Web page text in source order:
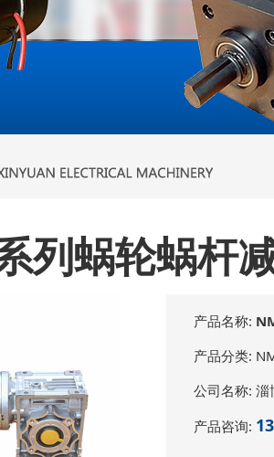
列蜗轮蜗杆
产品名称:
产品分类:
公司名称: 淄
产品咨询: